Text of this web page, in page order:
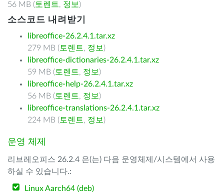
56 MB ( 토렌트, 정보 )
소스코드 내려받기
libreoffice-26.2.4.1.tar.xz
279 MB ( 토렌트, 정보 )
libreoffice-dictionaries-26.2.4.1.tar.xz
59 MB ( 토렌트, 정보 )
libreoffice-help-26.2.4.1.tar.xz
56 MB ( 토렌트, 정보 )
libreoffice-translations-26.2.4.1.tar.xz
224 MB ( 토렌트, 정보 )
운영 체제
리브레오피스 26.2.4 은(는) 다음 운영체제/시스템에서 사용
하실 수 있습니다.:
Linux Aarch64 (deb)